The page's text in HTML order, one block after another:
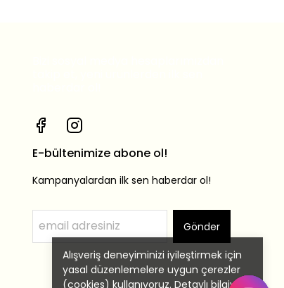
Alışveriş deneyiminizi iyileştirmek için
yasal düzenlemelere uygun çerezler
(cookies) kullanıyoruz. Detaylı bilgiye
E-bültenimize abone ol!
Kampanyalardan ilk sen haberdar ol!
Gönder